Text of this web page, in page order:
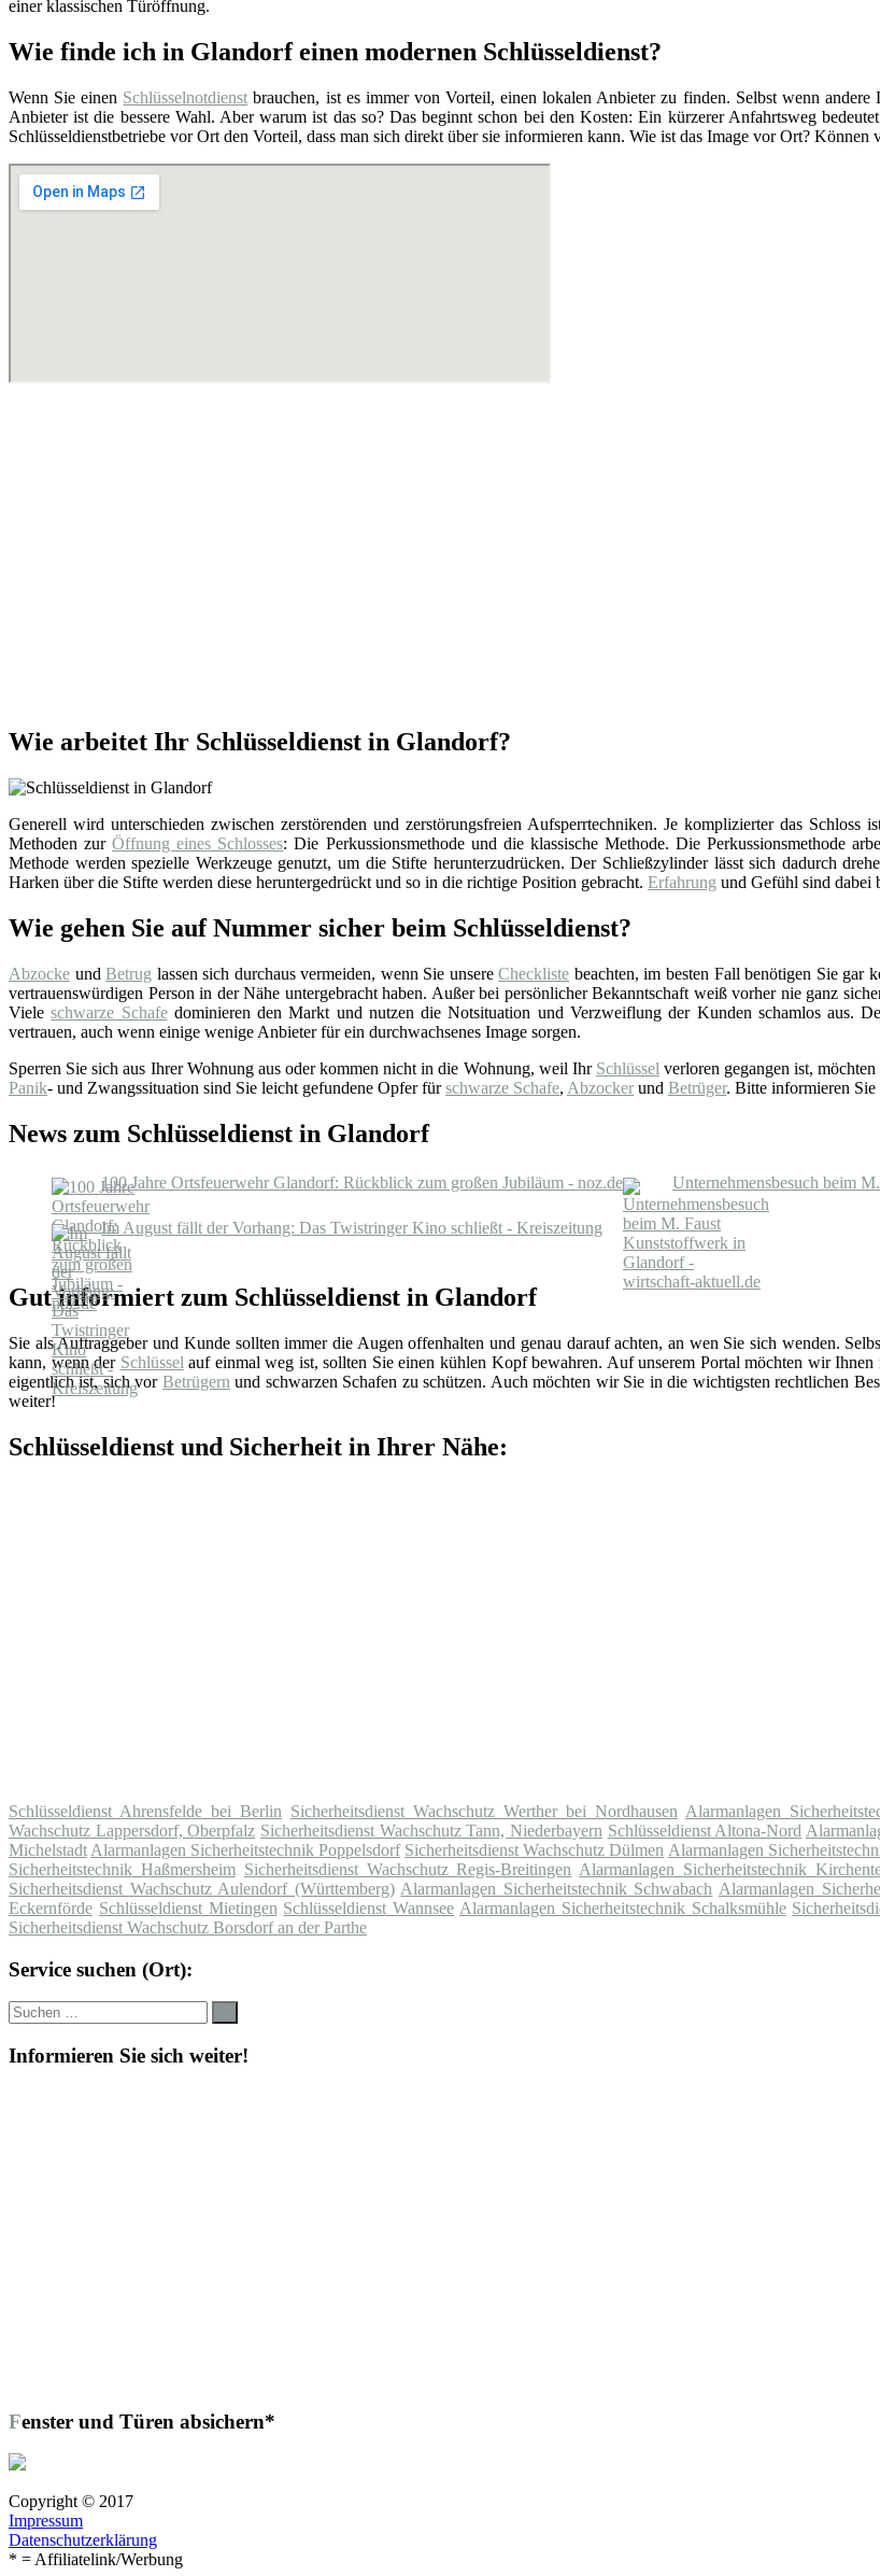
einer klassischen Türöffnung.
Wie finde ich in Glandorf einen modernen Schlüsseldienst?
Wenn Sie einen Schlüsselnotdienst brauchen, ist es immer von Vorteil, einen lokalen Anbieter zu finden. Selbst wenn
Anbieter ist die bessere Wahl. Aber warum ist das so? Das beginnt schon bei den Kosten: Ein kürzerer Anfahrtsweg
Schlüsseldienstbetriebe vor Ort den Vorteil, dass man sich direkt über sie informieren kann. Wie ist das Image vor Ort?
Wie arbeitet Ihr Schlüsseldienst in Glandorf?
Generell wird unterschieden zwischen zerstörenden und zerstörungsfreien Aufsperrtechniken. Je komplizierter das
Methoden zurÖffnung eines Schlosses: Die Perkussionsmethode und die klassische Methode. Die Perkussionsmethode
Methode werden spezielle Werkzeuge genutzt, um die Stifte herunterzudrücken. Der Schließzylinder lässt sich dadurch
Harken über die Stifte werden diese heruntergedrückt und so in die richtige Position gebracht. Erfahrung und Gefühl sind dabei
Wie gehen Sie auf Nummer sicher beim Schlüsseldienst?
Abzocke undBetrug lassen sich durchaus vermeiden, wenn Sie unsereCheckliste beachten, im besten Fall benötigen Sie gar
vertrauenswürdigen Person in der Nähe untergebracht haben. Außer bei persönlicher Bekanntschaft weiß vorher nie ganz
Vieleschwarze Schafedominieren den Markt und nutzen die Notsituation und Verzweiflung der Kunden schamlos aus.
vertrauen, auch wenn einige wenige Anbieter für ein durchwachsenes Image sorgen.
Sperren Sie sich aus Ihrer Wohnung aus oder kommen nicht in die Wohnung, weil Ihr Schlüssel verloren gegangen ist,
Panik- und Zwangssituation sind Sie leicht gefundene Opfer fürschwarze Schafe, Abzocker und Betrüger. Bitte informieren Sie
News zum Schlüsseldienst in Glandorf
100 Jahre Ortsfeuerwehr Glandorf: Rückblick zum großen Jubiläum - noz.de Unternehmensbesuch beim
Im August fällt der Vorhang: Das Twistringer Kino schließt - Kreiszeitung
Gut informiert zum Schlüsseldienst in Glandorf
Sie als Auftraggeber und Kunde sollten immer die Augen offenhalten und genau darauf achten, an wen Sie sich wenden.
kann, wenn der Schlüssel auf einmal weg ist, sollten Sie einen kühlen Kopf bewahren. Auf unserem Portal möchten wir
eigentlich ist, sich vor Betrügern und schwarzen Schafen zu schützen. Auch möchten wir Sie in die wichtigsten rechtlichen
weiter!
Schlüsseldienst und Sicherheit in Ihrer Nähe:
Schlüsseldienst Ahrensfelde bei Berlin Sicherheitsdienst Wachschutz Werther bei Nordhausen Alarmanlagen
Wachschutz Lappersdorf, Oberpfalz Sicherheitsdienst Wachschutz Tann, Niederbayern Schlüsseldienst Altona-Nord
Michelstadt Alarmanlagen Sicherheitstechnik Poppelsdorf Sicherheitsdienst Wachschutz Dülmen Alarmanlagen
Sicherheitstechnik Haßmersheim Sicherheitsdienst Wachschutz Regis-Breitingen Alarmanlagen Sicherheitstechnik
Sicherheitsdienst Wachschutz Aulendorf (Württemberg) Alarmanlagen Sicherheitstechnik Schwabach Alarmanlagen
Eckernförde Schlüsseldienst Mietingen Schlüsseldienst Wannsee Alarmanlagen Sicherheitstechnik Schalksmühle
Sicherheitsdienst Wachschutz Borsdorf an der Parthe
Service suchen (Ort):
Suche
nach:
Informieren Sie sich weiter!
Fenster und Türen absichern*
Copyright © 2017
Impressum
Datenschutzerklärung
* = Affiliatelink/Werbung